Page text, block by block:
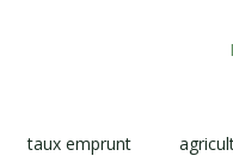
taux emprunt